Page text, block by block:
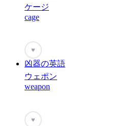
ケージ
cage
♥
凶器の英語
ウェポン
weapon
♥